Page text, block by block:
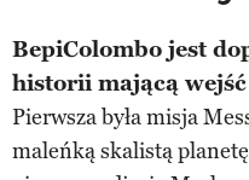
BepiColombo jest
historii mającą
Pierwsza była misja
maleńką skalistą